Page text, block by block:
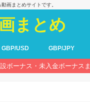
画まとめサイトです。
まとめ
GBP/USD GBP/JPY
ボーナス・未入金ボーナス